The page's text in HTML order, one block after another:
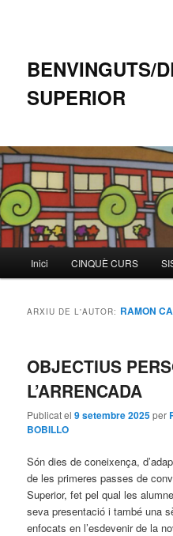
BENVINGUTS/
SUPERIOR
Aneu
principal
Aneu
secundari
Inici CINQUÈ CURS
ARXIU DE L'AUTOR: RAMON
OBJECTIUS
L’ARRENCADA
Publicat el9 setembre 2025per
BOBILLO
Són dies de coneixença,
de les primeres passes de
Superior, fet pel qual les
seva presentació i també una
enfocats en l’esdevenir de la